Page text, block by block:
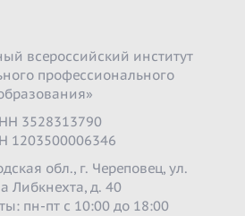
всероссийский институт
профессионального
3528313790
1203500006346
обл., г. Череповец, ул.
Либкнехта, д. 40
пн-пт с 10:00 до 18:00